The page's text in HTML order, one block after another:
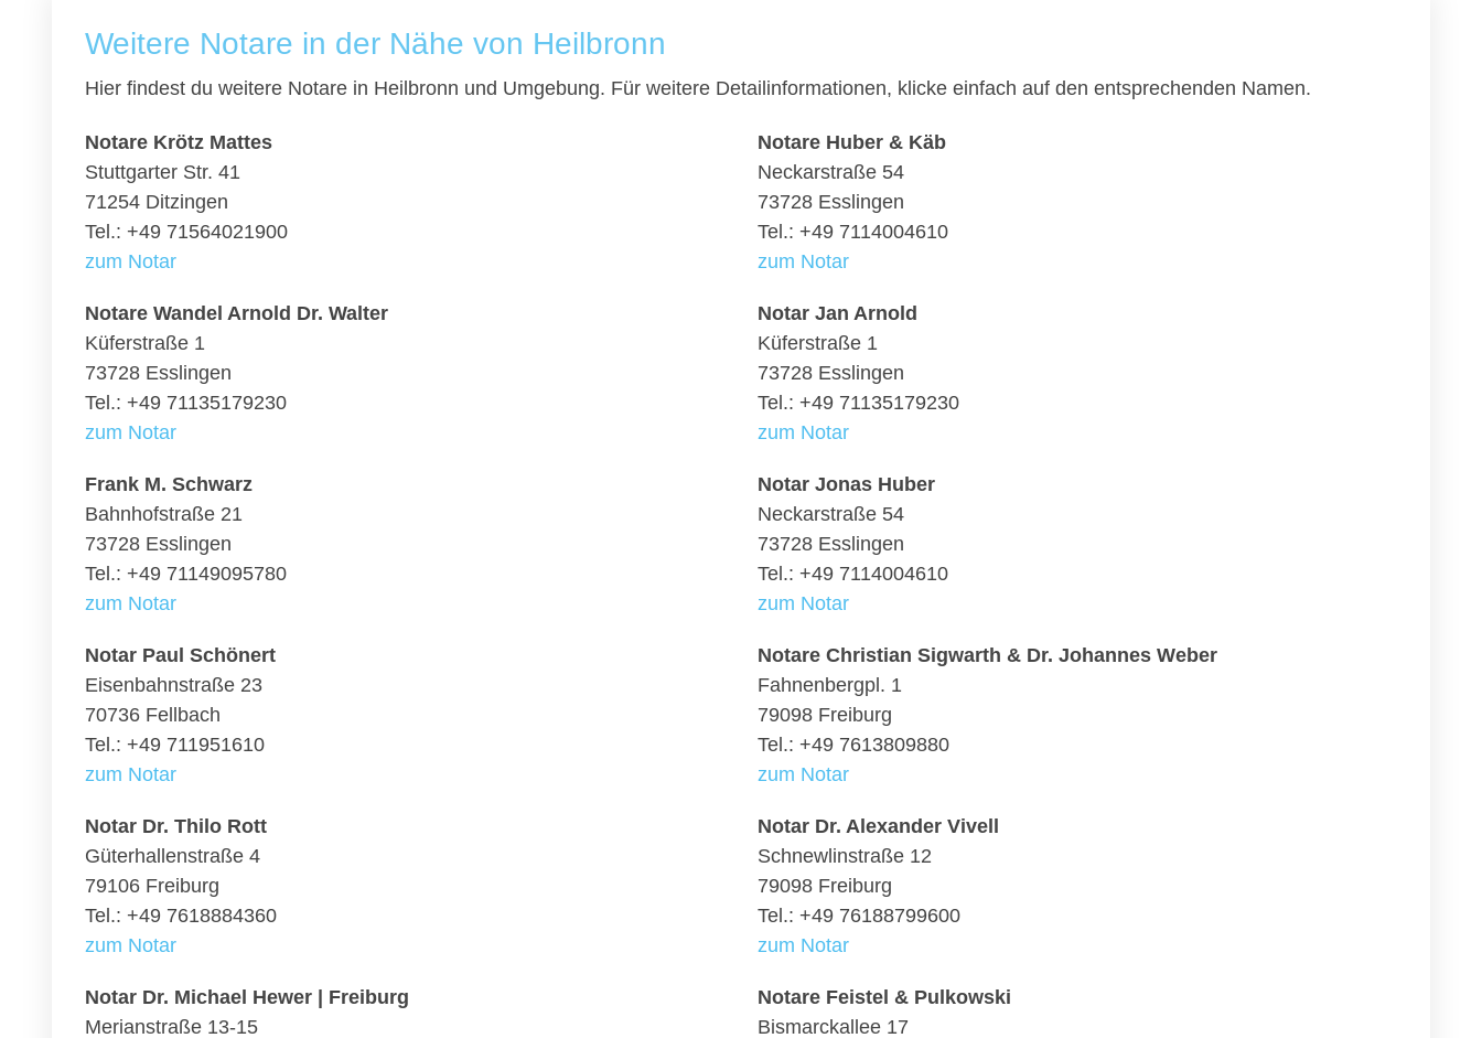
Weitere Notare in der Nähe von Heilbronn
Hier findest du weitere Notare in Heilbronn und Umgebung. Für weitere Detailinformationen, klicke einfach auf den entsprechenden Namen.
Notare Krötz Mattes
Stuttgarter Str. 41
71254 Ditzingen
Tel.: +49 71564021900
zum Notar
Notare Huber & Käb
Neckarstraße 54
73728 Esslingen
Tel.: +49 7114004610
zum Notar
Notare Wandel Arnold Dr. Walter
Küferstraße 1
73728 Esslingen
Tel.: +49 71135179230
zum Notar
Notar Jan Arnold
Küferstraße 1
73728 Esslingen
Tel.: +49 71135179230
zum Notar
Frank M. Schwarz
Bahnhofstraße 21
73728 Esslingen
Tel.: +49 71149095780
zum Notar
Notar Jonas Huber
Neckarstraße 54
73728 Esslingen
Tel.: +49 7114004610
zum Notar
Notar Paul Schönert
Eisenbahnstraße 23
70736 Fellbach
Tel.: +49 711951610
zum Notar
Notare Christian Sigwarth & Dr. Johannes Weber
Fahnenbergpl. 1
79098 Freiburg
Tel.: +49 7613809880
zum Notar
Notar Dr. Thilo Rott
Güterhallenstraße 4
79106 Freiburg
Tel.: +49 7618884360
zum Notar
Notar Dr. Alexander Vivell
Schnewlinstraße 12
79098 Freiburg
Tel.: +49 76188799600
zum Notar
Notar Dr. Michael Hewer | Freiburg
Merianstraße 13-15
Notare Feistel & Pulkowski
Bismarckallee 17